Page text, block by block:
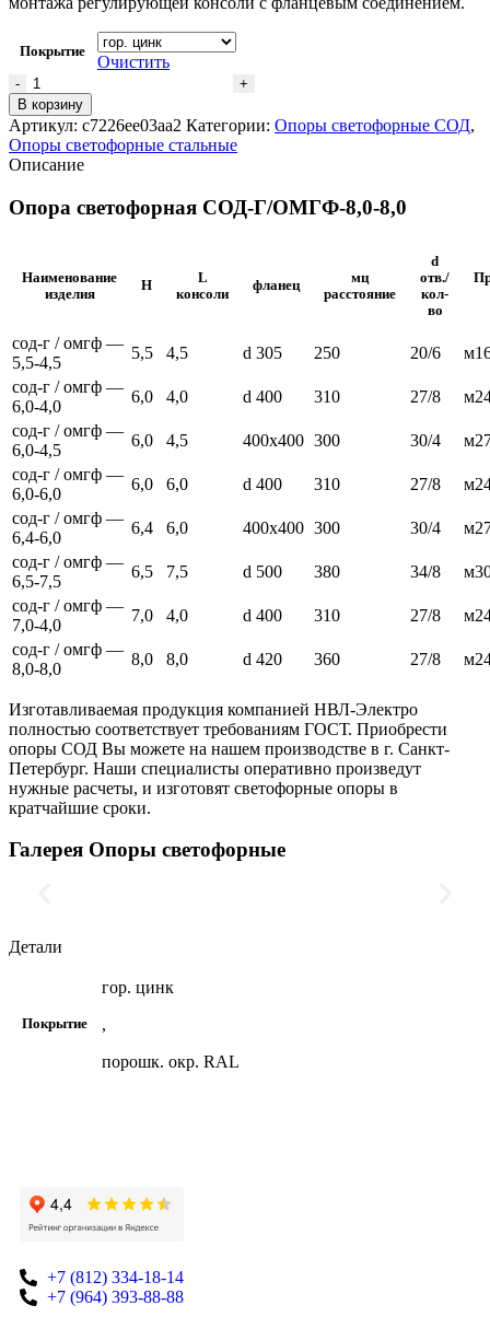
Покрытие
Очистить
В корзину
Артикул: c7226ee03aa2 Категории: Опоры светофорные СОД,
Опоры светофорные стальные
Описание
Опора светофорная СОД-Г/ОМГФ-8,0-8,0
Наименование
изделия
H
L
консоли
фланец
мц
расстояние
d
отв./
кол-
во
сод-г / омгф —
5,5-4,5
5,5 4,5 d 305 250 20/6
сод-г / омгф —
6,0-4,0
6,0 4,0 d 400 310 27/8
сод-г / омгф —
6,0-4,5
6,0 4,5 400х400 300 30/4
сод-г / омгф —
6,0-6,0
6,0 6,0 d 400 310 27/8
сод-г / омгф —
6,4-6,0
6,4 6,0 400х400 300 30/4
сод-г / омгф —
6,5-7,5
6,5 7,5 d 500 380 34/8
сод-г / омгф —
7,0-4,0
7,0 4,0 d 400 310 27/8
сод-г / омгф —
8,0-8,0
8,0 8,0 d 420 360 27/8
Изготавливаемая продукция компанией НВЛ-Электро
полностью соответствует требованиям ГОСТ. Приобрести
опоры СОД Вы можете на нашем производстве в г. Санкт-
Петербург. Наши специалисты оперативно произведут
нужные расчеты, и изготовят светофорные опоры в
кратчайшие сроки.
Галерея Опоры светофорные
Детали
Покрытие
гор. цинк
,
порошк. окр. RAL
+7 (812) 334-18-14
+7 (964) 393-88-88